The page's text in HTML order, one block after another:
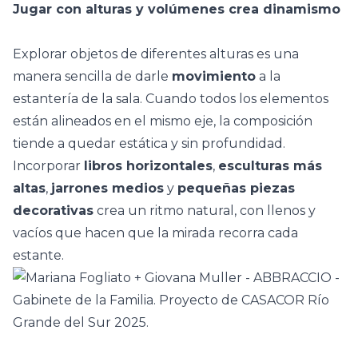
Jugar con alturas y volúmenes crea dinamismo
Explorar objetos de diferentes alturas es una
manera sencilla de darle movimiento a la
estantería de la sala. Cuando todos los elementos
están alineados en el mismo eje, la composición
tiende a quedar estática y sin profundidad.
Incorporar libros horizontales, esculturas más
altas, jarrones medios y pequeñas piezas
decorativas crea un ritmo natural, con llenos y
vacíos que hacen que la mirada recorra cada
estante.